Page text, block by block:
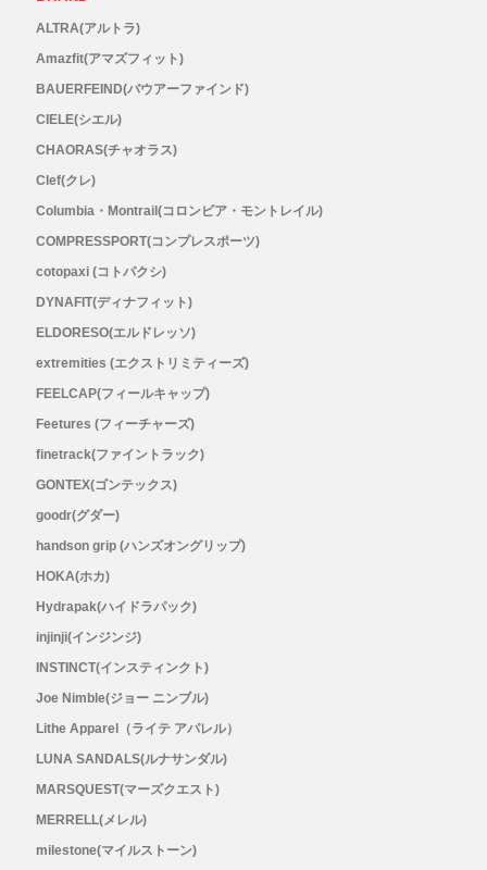
STAMP RUN & CO (スタンプ ランアンド
コー)
STATIC(スタティック)
THE NORTH FACE(ノースフェイス)
THY (ティーエイチワイ)
Topo Athletic (トポ アスレチック)
TYMER(タイマー)
UltrAspire(ウルトラスパイア)
YAMAtune(ヤマチューン)
SALE(セール)
BananaGO
メンズ
ALTRA(アルトラ)
Amazfit(アマズフィット)
BAUERFEIND(バウアーファインド)
CIELE(シエル)
CHAORAS(チャオラス)
Clef(クレ)
Columbia・Montrail(コロンビア・モントレイル)
COMPRESSPORT(コンプレスポーツ)
cotopaxi (コトパクシ)
DYNAFIT(ディナフィット)
ELDORESO(エルドレッソ)
extremities (エクストリミティーズ)
FEELCAP(フィールキャップ)
Feetures (フィーチャーズ)
finetrack(ファイントラック)
GONTEX(ゴンテックス)
goodr(グダー)
handson grip (ハンズオングリップ)
HOKA(ホカ)
Hydrapak(ハイドラパック)
injinji(インジンジ)
INSTINCT(インスティンクト)
Joe Nimble(ジョー ニンブル)
Lithe Apparel（ライテ アパレル）
LUNA SANDALS(ルナサンダル)
MARSQUEST(マーズクエスト)
MERRELL(メレル)
milestone(マイルストーン)